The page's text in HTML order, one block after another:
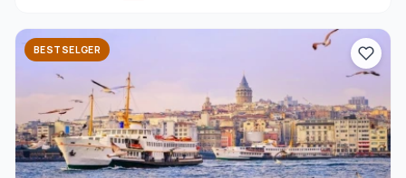
BESTSELGER